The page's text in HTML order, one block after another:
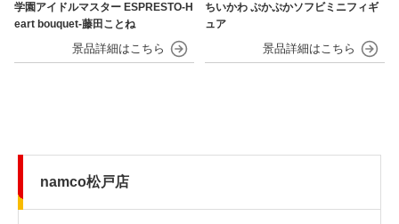
学園アイドルマスター ESPRESTO-H
eart bouquet-藤田ことね
ちいかわ ぷかぷかソフビミニフィギ
ュア
namco松戸店